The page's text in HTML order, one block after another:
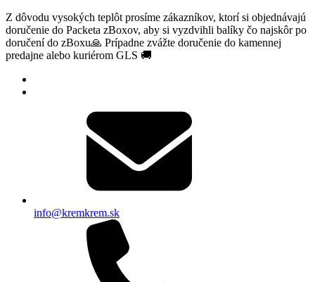
Z dôvodu vysokých teplôt prosíme zákazníkov, ktorí si objednávajú
doručenie do Packeta zBoxov, aby si vyzdvihli balíky čo najskôr po
doručení do zBoxu🙏 Prípadne zvážte doručenie do kamennej
predajne alebo kuriérom GLS 🚚
info@kremkrem.sk